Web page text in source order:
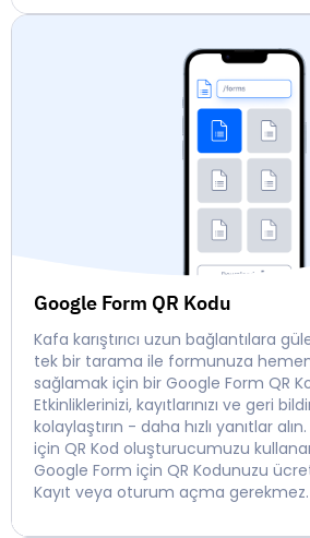
Google Form QR Kodu
Kafa karıştırıcı uzun bağlantılara
tek bir tarama ile formunuza
sağlamak için bir Google Form QR
Etkinliklerinizi, kayıtlarınızı ve geri
kolaylaştırın - daha hızlı yanıtlar
için QR Kod oluşturucumuzu
Google Form için QR Kodunuzu
Kayıt veya oturum açma gerekmez.